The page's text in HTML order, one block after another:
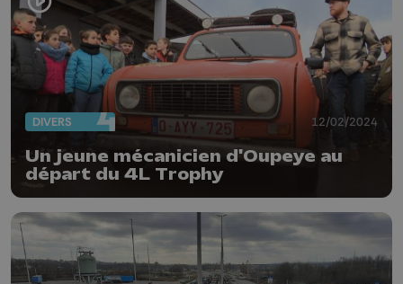
DIVERS 12/02/2024
Un jeune mécanicien d'Oupeye au
départ du 4L Trophy